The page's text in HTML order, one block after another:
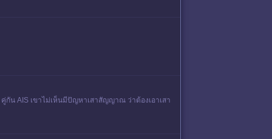
กัน AIS เขาไม่เห็นมีปัญหาเสาสัญญาณ ว่าต้องเอาเสา